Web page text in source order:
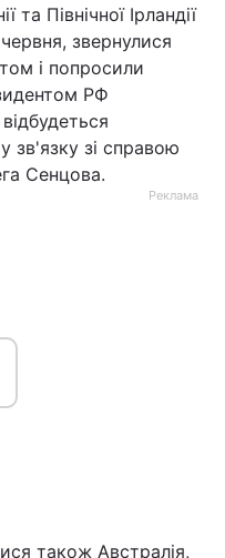
та Північної Ірландії
звернулися
і попросили
РФ
зв'язку зі справою
Сенцова.
Реклама
також Австралія,